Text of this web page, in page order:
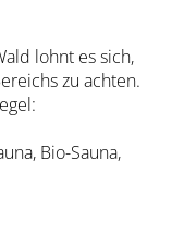
lohnt es sich,
zu achten.
Bio-Sauna,